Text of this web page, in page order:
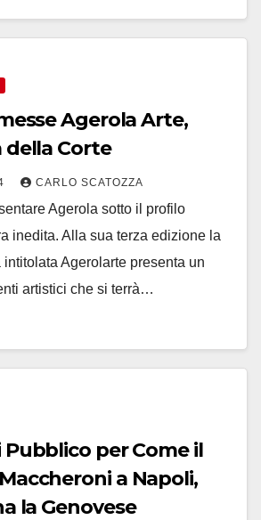
Agerola Arte,
della Corte
CARLO SCATOZZA
Agerola sotto il profilo
inedita. Alla sua terza edizione la
Agerolarte presenta un
artistici che si terrà…
Pubblico per Come il
a Napoli,
la Genovese